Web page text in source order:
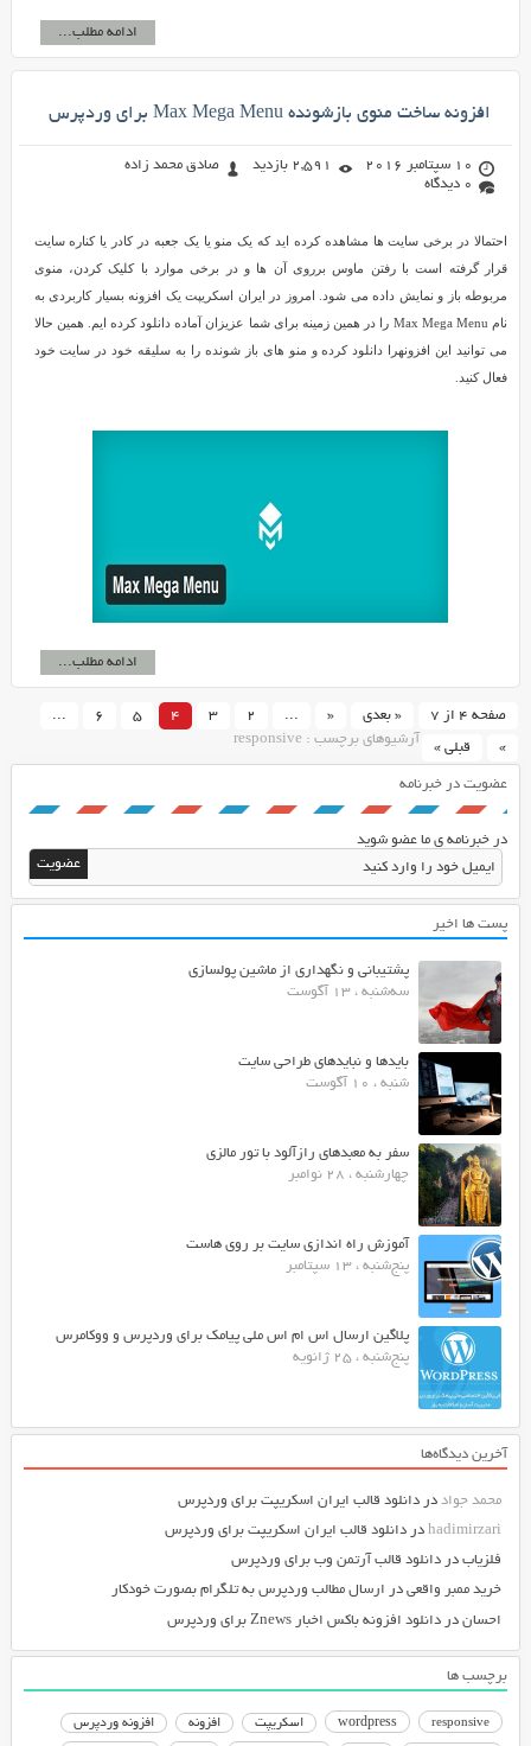
ادامه مطلب...
افزونه ساخت منوی بازشونده Max Mega Menu برای وردپرس
10 سپتامبر 2016 2,591 بازدید
صادق محمد زاده
0 دیدگاه
احتمالا در برخی سایت ها مشاهده کرده اید که یک منو یا یک جعبه در کادر یا کناره سایت
قرار گرفته است با رفتن ماوس برروی آن ها و در برخی موارد با کلیک کردن، منوی
مربوطه باز و نمایش داده می شود. امروز در ایران اسکریپت یک افزونه بسیار کاربردی به
نام Max Mega Menu را در همین زمینه برای شما عزیزان آماده دانلود کرده ایم. همین حالا
می توانید این افزونهرا دانلود کرده و منو های باز شونده را به سلیقه خود در سایت خود
فعال کنید.
ادامه مطلب...
صفحه 4 از 7 « بعدی «
...
2
3
4
5
6
...
» قبلی »
آرشیوهای برچسب : responsive
عضویت در خبرنامه
در خبرنامه ی ما عضو شوید
پست ها اخیر
پشتیبانی و نگهداری از ماشین پولسازی
سه‌شنبه ، 13 آگوست
بایدها و نبایدهای طراحی سایت
شنبه ، 10 آگوست
سفر به معبدهای رازآلود با تور مالزی
چهارشنبه ، 28 نوامبر
آموزش راه اندازی سایت بر روی هاست
پنج‌شنبه ، 13 سپتامبر
پلاگین ارسال اس ام اس ملی پیامک برای وردپرس و ووکامرس
پنج‌شنبه ، 25 ژانویه
آخرین دیدگاه‌ها
محمد جواددر دانلود قالب ایران اسکریپت برای وردپرس
hadimirzariدر دانلود قالب ایران اسکریپت برای وردپرس
فلزیابدر دانلود قالب آرتمن وب برای وردپرس
خرید ممبر واقعیدر ارسال مطالب وردپرس به تلگرام بصورت خودکار
احساندر دانلود افزونه باکس اخبار Znews برای وردپرس
برچسب ها
responsive
wordpress اسکریپت افزونه افزونه وردپرس